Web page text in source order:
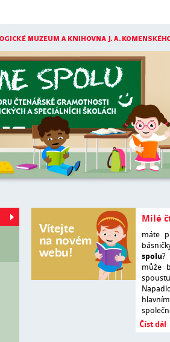
Milé
máte
spolu?
může
Číst dál